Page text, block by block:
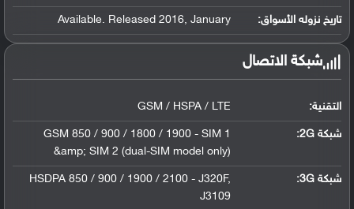
تاريخ نزوله الأسواق: Available. Released 2016, January
شبكة الاتصال
التقنية: GSM / HSPA / LTE
شبكة 2G:
GSM 850 / 900 / 1800 / 1900 - SIM 1
&amp; SIM 2 (dual-SIM model only)
شبكة 3G :
HSDPA 850 / 900 / 1900 / 2100 - J320F,
J3109